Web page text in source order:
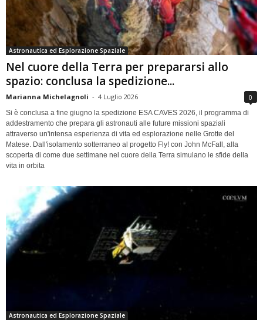
Astronautica ed Esplorazione Spaziale
Nel cuore della Terra per prepararsi allo
spazio: conclusa la spedizione...
Marianna Michelagnoli - 4 Luglio 2026 0
Si è conclusa a fine giugno la spedizione ESA CAVES 2026, il programma di
addestramento che prepara gli astronauti alle future missioni spaziali
attraverso un'intensa esperienza di vita ed esplorazione nelle Grotte del
Matese. Dall'isolamento sotterraneo al progetto Fly! con John McFall, alla
scoperta di come due settimane nel cuore della Terra simulano le sfide della
vita in orbita
Astronautica ed Esplorazione Spaziale